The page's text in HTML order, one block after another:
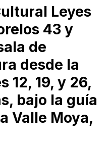
Leyes
43 y
de
desde la
12, 19, y 26,
bajo la guía
Valle Moya,